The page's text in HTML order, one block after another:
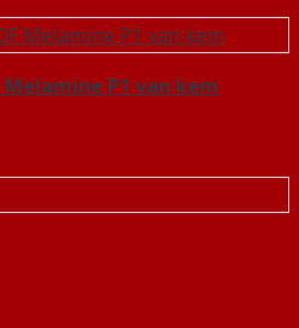
Melamine P1 van kem